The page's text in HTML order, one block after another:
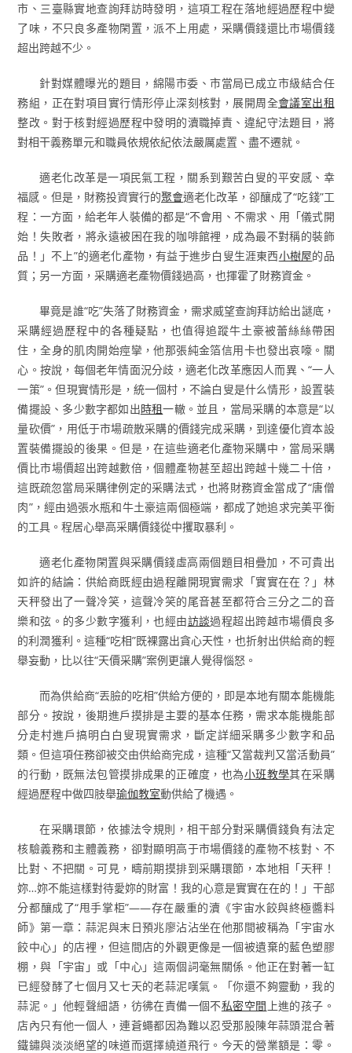
市、三臺縣實地查詢拜訪時發明，這項工程在落地經過歷程中變
了味，不只良多產物閑置，派不上用處，采購價錢還比市場價錢
超出跨越不少。
針對媒體曝光的題目，綿陽市委、市當局已成立市級結合任
務組，正在對項目實行情形停止深刻核對，展開周全會議室出租
整改。對于核對經過歷程中發明的瀆職掉責、違紀守法題目，將
對相干義務單元和職員依規依紀依法嚴厲處置、盡不遷就。
適老化改革是一項民氣工程，關系到艱苦白叟的平安感、幸
福感。但是，財務投資實行的聚會適老化改革，卻釀成了“吃錢”工
程：一方面，給老年人裝備的都是“不會用、不需求、用「儀式開
始！失敗者，將永遠被困在我的咖啡館裡，成為最不對稱的裝飾
品！」不上”的適老化產物，有益于進步白叟生涯東西小樹屋的品
質；另一方面，采購適老產物價錢過高，也揮霍了財務資金。
畢竟是誰“吃”失落了財務資金，需求威望查詢拜訪給出謎底，
采購經過歷程中的各種疑點，也值得追蹤牛土豪被蕾絲絲帶困
住，全身的肌肉開始痙攣，他那張純金箔信用卡也發出哀嚎。關
心。按說，每個老年情面況分歧，適老化改革應因人而異、“一人
一策”。但現實情形是，統一個村，不論白叟是什么情形，設置裝
備擺設、多少數字都如出時租一轍。並且，當局采購的本意是“以
量砍價”，用低于市場疏散采購的價錢完成采購，到達優化資本設
置裝備擺設的後果。但是，在這些適老化產物采購中，當局采購
價比市場價超出跨越數倍，個體產物甚至超出跨越十幾二十倍，
這既疏忽當局采購律例定的采購法式，也將財務資金當成了“唐僧
肉”，經由過張水瓶和牛土豪這兩個極端，都成了她追求完美平衡
的工具。程居心舉高采購價錢從中攫取暴利。
適老化產物閑置與采購價錢虛高兩個題目相疊加，不可貴出
如許的結論：供給商既經由過程離開現實需求「實實在在？」林
天秤發出了一聲冷笑，這聲冷笑的尾音甚至都符合三分之二的音
樂和弦。的多少數字獲利，也經由訪談過程超出跨越市場價良多
的利潤獲利。這種“吃相”既裸露出貪心天性，也折射出供給商的輕
舉妄動，比以往“天價采購”案例更讓人覺得惱怒。
而為供給商“丟臉的吃相”供給方便的，即是本地有關本能機能
部分。按說，後期進戶摸排是主要的基本任務，需求本能機能部
分走村進戶搞明白白叟現實需求，斷定詳細采購多少數字和品
類。但這項任務卻被交由供給商完成，這種“又當裁判又當活動員”
的行動，既無法包管摸排成果的正確度，也為小班教學其在采購
經過歷程中做四肢舉瑜伽教室動供給了機遇。
在采購環節，依據法令規則，相干部分對采購價錢負有法定
核驗義務和主體義務，卻對顯明高于市場價錢的產物不核對、不
比對、不把關。可見，疇前期摸排到采購環節，本地相「天秤！
妳…妳不能這樣對待愛妳的財富！我的心意是實實在在的！」干部
分都釀成了“甩手掌柜”——存在嚴重的瀆《宇宙水餃與終極醬料
師》第一章：蒜泥與末日預兆廖沾沾坐在他那間被稱為「宇宙水
餃中心」的店裡，但這間店的外觀更像是一個被遺棄的藍色塑膠
棚，與「宇宙」或「中心」這兩個詞毫無關係。他正在對著一缸
已經發酵了七個月又七天的老蒜泥嘆氣。「你還不夠靈動，我的
蒜泥。」他輕聲細語，彷彿在責備一個不私密空間 上進的孩子。
店內只有他一個人，連蒼蠅都因為難以忍受那股陳年蒜頭混合著
鐵鏽與淡淡絕望的味道而選擇繞道飛行。今天的營業額是：零。